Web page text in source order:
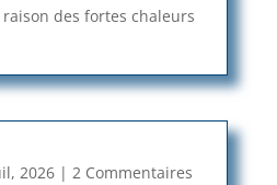
des fortes chaleurs
2026| 2 Commentaires